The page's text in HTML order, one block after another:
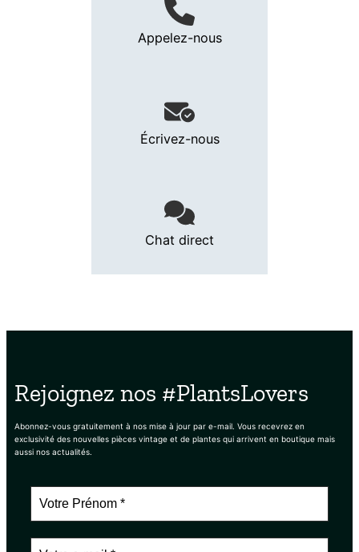
Appelez-nous
Écrivez-nous
Chat direct
Rejoignez nos #PlantsLovers
Abonnez-vous gratuitement à nos mise à jour par e-mail. Vous recevrez en
exclusivité des nouvelles pièces vintage et de plantes qui arrivent en boutique mais
aussi nos actualités.